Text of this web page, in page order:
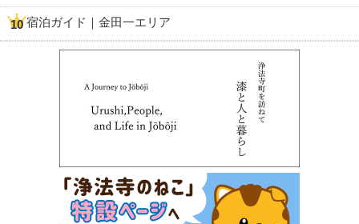
宿泊ガイド｜金田一エリア